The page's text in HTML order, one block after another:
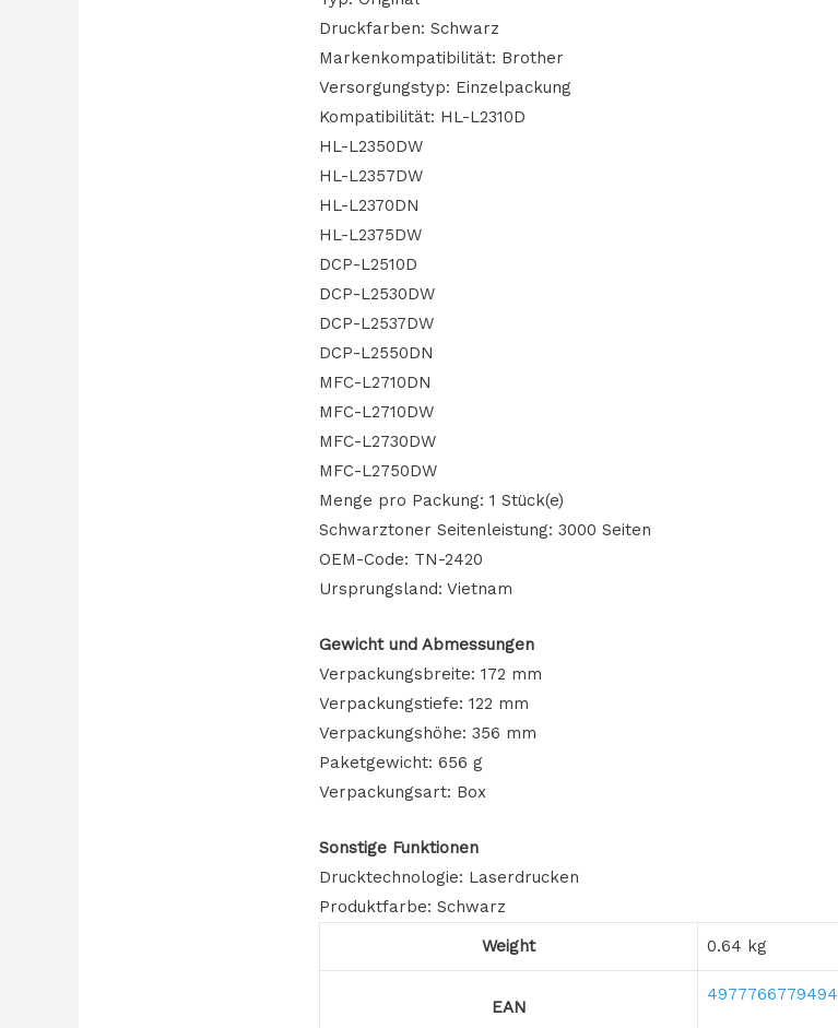
Druckfarben: Schwarz
Markenkompatibilität: Brother
Versorgungstyp: Einzelpackung
Kompatibilität: HL-L2310D
HL-L2350DW
HL-L2357DW
HL-L2370DN
HL-L2375DW
DCP-L2510D
DCP-L2530DW
DCP-L2537DW
DCP-L2550DN
MFC-L2710DN
MFC-L2710DW
MFC-L2730DW
MFC-L2750DW
Menge pro Packung: 1 Stück(e)
Schwarztoner Seitenleistung: 3000 Seiten
OEM-Code: TN-2420
Ursprungsland: Vietnam
Gewicht und Abmessungen
Verpackungsbreite: 172 mm
Verpackungstiefe: 122 mm
Verpackungshöhe: 356 mm
Paketgewicht: 656 g
Verpackungsart: Box
Sonstige Funktionen
Drucktechnologie: Laserdrucken
Produktfarbe: Schwarz
Weight
0.64 kg
EAN
4977766779494